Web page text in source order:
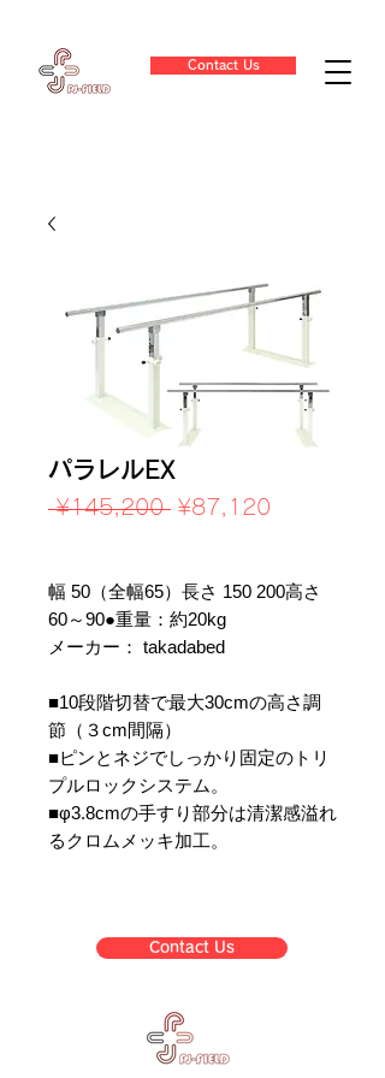
Contact Us
パラレルEX
¥145,200 Regular
¥87,120
幅 50（全幅65）長さ 150 200高さ
60～90●重量：約20kg
メーカー： takadabed
■10段階切替で最大30cmの高さ調
節（３cm間隔）
■ピンとネジでしっかり固定のトリ
プルロックシステム。
■φ3.8cmの手すり部分は清潔感溢れ
るクロムメッキ加工。
Contact Us